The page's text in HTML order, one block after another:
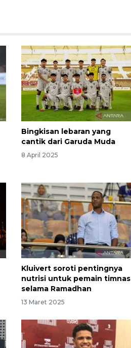
Bingkisan lebaran yang
cantik dari Garuda Muda
8 April 2025
Kluivert soroti pentingnya
nutrisi untuk pemain timnas
selama Ramadhan
13 Maret 2025